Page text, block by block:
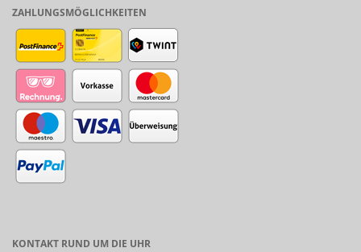
ZAHLUNGSMÖGLICHKEITEN
KONTAKT RUND UM DIE UHR